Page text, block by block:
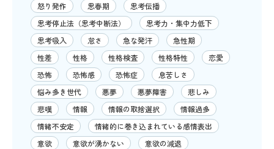
怒り発作
思春期
思考伝播
思考停止法（思考中断法）
思考力・集中力低下
思考吸入
怠さ 急な発汗
急性期
性差
性格 性格検査 性格特性
恋愛
恐怖
恐怖感 恐怖症
息苦しさ
悩み多き世代
悪夢 悪夢障害
悲しみ
悲嘆
情報 情報の取捨選択
情報過多
情緒不安定
情緒的に巻き込まれている感情表出
意欲
意欲が湧かない
意欲の減退